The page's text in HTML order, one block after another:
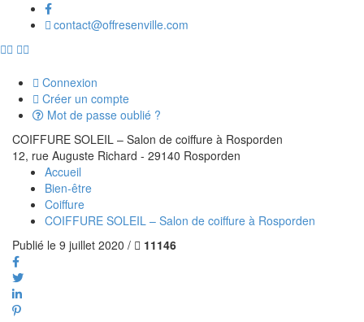
contact@offresenville.com
Connexion
Créer un compte
Mot de passe oublié ?
COIFFURE SOLEIL – Salon de coiffure à Rosporden
12, rue Auguste Richard - 29140 Rosporden
Accueil
Bien-être
Coiffure
COIFFURE SOLEIL – Salon de coiffure à Rosporden
Publié le 9 juillet 2020 /
11146